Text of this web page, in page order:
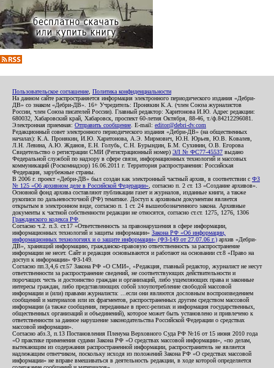
Пользовательское соглашение Политика конфиденциальности
На данном сайте распространяется информация электронного периодического издания «Дебри-
ДВ» со знаком «Дебри-ДВ». 16+ Учредитель: Пронякин К.А. (член Союза журналистов
России, член Союза писателей России). Главный редактор: Харитонова И.Ю. Адрес редакции:
680032, Хабаровский край, Хабаровск, проспект 60-летия Октября, 88-46, т./ф.84212296081.
Электронная приемная: Отправить сообщение . E-mail: editor@debri-dv.com
Редакционный совет электронного периодического издания «Дебри-ДВ» (на общественных
началах): К.А. Пронякин, И.Ю. Харитонова, А.Э. Мирмович, Ю.Н. Юрьев, Ю.В. Ковалев,
Л.Н. Левина, А.Ю. Жданов, Е.Н. Голубь, С.Н. Бурындин, Б.М. Сухинин, О.В. Егорова
Свидетельство о регистрации СМИ (Регистрационный номер) ЭЛ № ФС77-45537 выдано
Федеральной службой по надзору в сфере связи, информационных технологий и массовых
коммуникаций (Роскомнадзор) 16.06.2011 г. Территория распространения: Российская
Федерация, зарубежные страны.
В 2006 г. проект «Дебри-ДВ» был создан как электронный частный архив, в соответствии с ФЗ
№ 125 «Об архивном деле в Российской Федерации» , согласно п. 2 ст. 13 «Создание архивов».
Основной фонд архива составляют публикации газет и журналов, изданные книги, а также
рукописи по дальневосточной (РФ) тематике. Доступ к архивным документам является
открытым в электронном виде, согласно п. 1 ст. 24 вышеобозначенного закона. Архивные
документы к частной собственности редакции не относятся, согласно ст.ст. 1275, 1276, 1306
Гражданского кодекса РФ
Согласно ч.2. п.3. ст.17 «Ответственность за правонарушения в сфере информации,
информационных технологий и защиты информации» Закона РФ «Об информации,
информационных технологиях и о защите информации» (ФЗ-149 от 27.07.06 г.) архив «Дебри-
ДВ», хранящий информацию, гражданско-правовую ответственность за распространение
информации не несет. Сайт и редакция основываются и работают на основании ст.8 «Право на
доступ к информации» ФЗ-149.
Согласно пп.3,4,6 ст.57 Закона РФ «О СМИ», «Редакция, главный редактор, журналист не несут
ответственности за распространение сведений, не соответствующих действительности и
порочащих честь и достоинство граждан и организаций, либо ущемляющих права и законные
интересы граждан, либо представляющих собой злоупотребление свободой массовой
информации и (или) правами журналиста: ...если они являются дословным воспроизведением
сообщений и материалов или их фрагментов, распространенных другим средством массовой
информации (а также сообщения, переданные в пресс-релизах и информация государственных,
общественных организаций и объединений), которое может быть установлено и привлечено к
ответственности за данное нарушение законодательства Российской Федерации о средствах
массовой информации».
Согласно абз.3, п.13 Постановления Пленума Верховного Суда РФ №16 от 15 июня 2010 года
«О практике применения судами Закона РФ «О средствах массовой информации», «по делам,
вытекающим из содержания распространенной информации, распространитель не является
надлежащим ответчиком, поскольку исходя из положений Закона РФ «О средствах массовой
информации» не вправе вмешиваться в деятельность редакции, в ходе которой определяется